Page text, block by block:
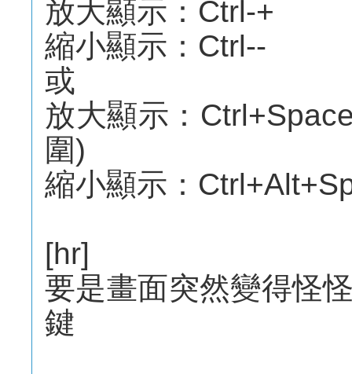
放大顯示：Ctrl-+
縮小顯示：Ctrl--
或
放大顯示：
圍)
縮小顯示：
[hr]
要是畫面突然變得怪
鍵